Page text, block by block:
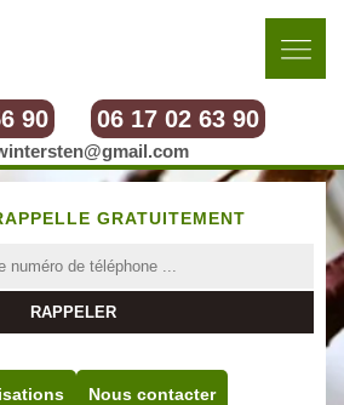
90 06 17 02 63 90
GRATUITEMENT
Nous contacter